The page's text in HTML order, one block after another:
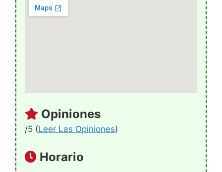
Opiniones
/5 (Leer Las Opiniones)
Horario